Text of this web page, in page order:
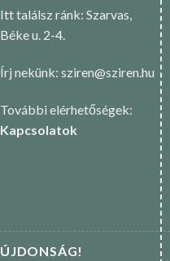
Itt találsz ránk: Szarvas,
Béke u. 2-4.
Írj nekünk: sziren@sziren.hu
További elérhetőségek:
Kapcsolatok
ÚJDONSÁG!